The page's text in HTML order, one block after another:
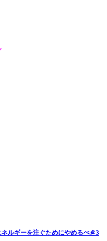
ルギーを注ぐためにやめるべき3